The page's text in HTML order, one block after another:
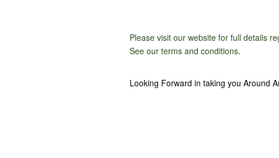
Please visit our website for full details
See our terms and conditions.
Looking Forward in taking you Around